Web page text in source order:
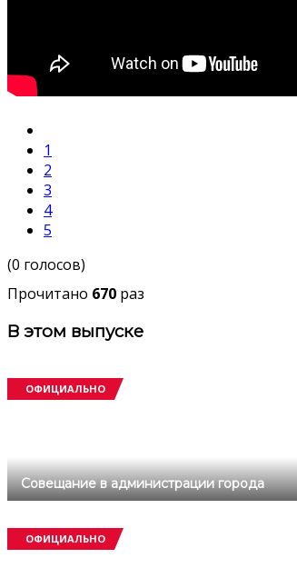
1
2
3
4
5
(0 голосов)
Прочитано 670 раз
В этом выпуске
Совещание в администрации города
ОФИЦИАЛЬНО
ОФИЦИАЛЬНО